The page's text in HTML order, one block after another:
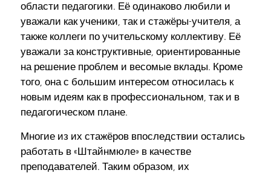
области педагогики. Её одинаково любили и
уважали как ученики, так и стажёры-учителя, а
также коллеги по учительскому коллективу. Её
уважали за конструктивные, ориентированные
на решение проблем и весомые вклады. Кроме
того, она с большим интересом относилась к
новым идеям как в профессиональном, так и в
педагогическом плане.
Многие из их стажёров впоследствии остались
работать в «Штайнмюле» в качестве
преподавателей. Таким образом, их